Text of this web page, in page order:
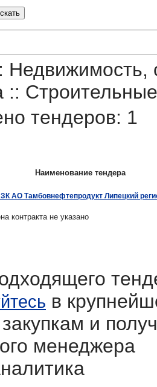
Недвижимость,
::
тендеров: 1
Наименование тендера
АО Тамбовнефтепродукт Липецкий
контракта не указано
в
и
менеджера